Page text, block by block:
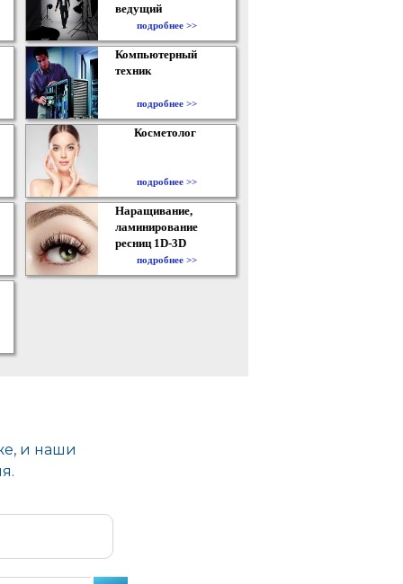
ведущий
подробнее >>
Компьютерный
техник
подробнее >>
Косметолог
подробнее >>
Наращивание,
ламинирование
ресниц 1D-3D
подробнее >>